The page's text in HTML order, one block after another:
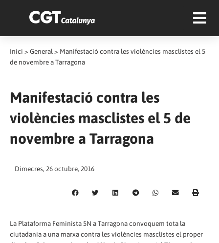
Inici > General > Manifestació contra les violències masclistes el 5
de novembre a Tarragona
Manifestació contra les
violències masclistes el 5 de
novembre a Tarragona
Dimecres, 26 octubre, 2016
La Plataforma Feminista 5N a Tarragona convoquem tota la
ciutadania a una marxa contra les violències masclistes el proper